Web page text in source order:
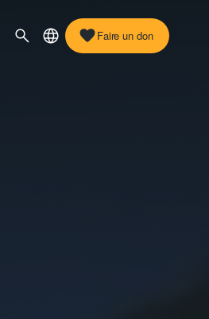
Faire un don